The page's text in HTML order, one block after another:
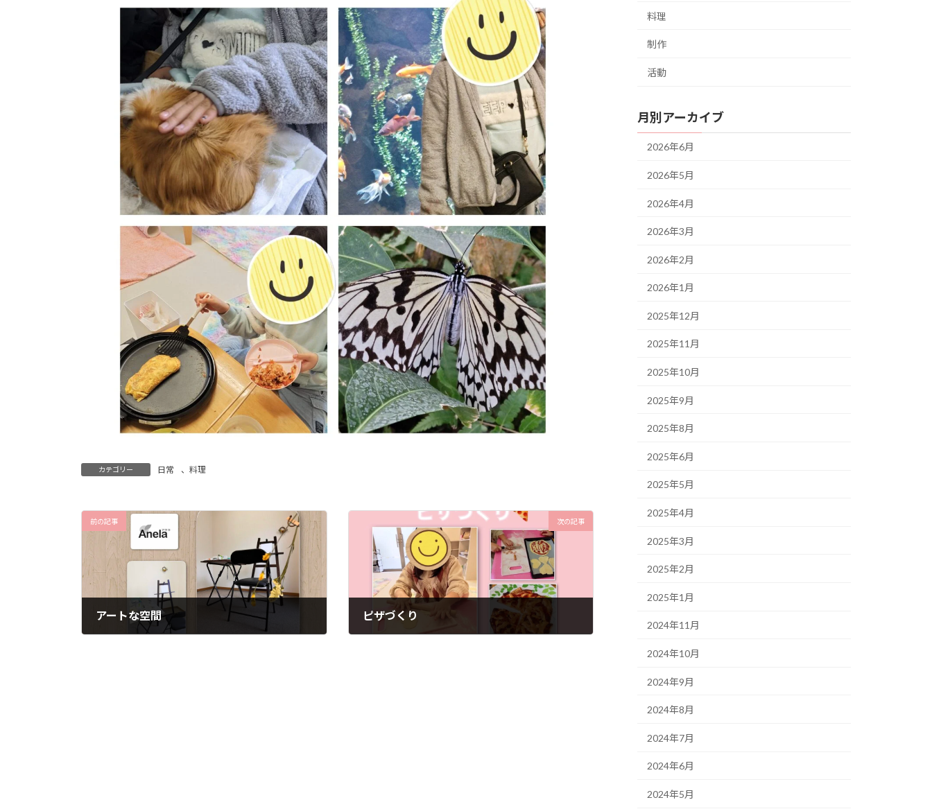
カテゴリー 日常 、 料理
前の記事
アートな空間
次の記事
ピザづくり
料理
制作
活動
月別アーカイブ
2026年6月
2026年5月
2026年4月
2026年3月
2026年2月
2026年1月
2025年12月
2025年11月
2025年10月
2025年9月
2025年8月
2025年6月
2025年5月
2025年4月
2025年3月
2025年2月
2025年1月
2024年11月
2024年10月
2024年9月
2024年8月
2024年7月
2024年6月
2024年5月